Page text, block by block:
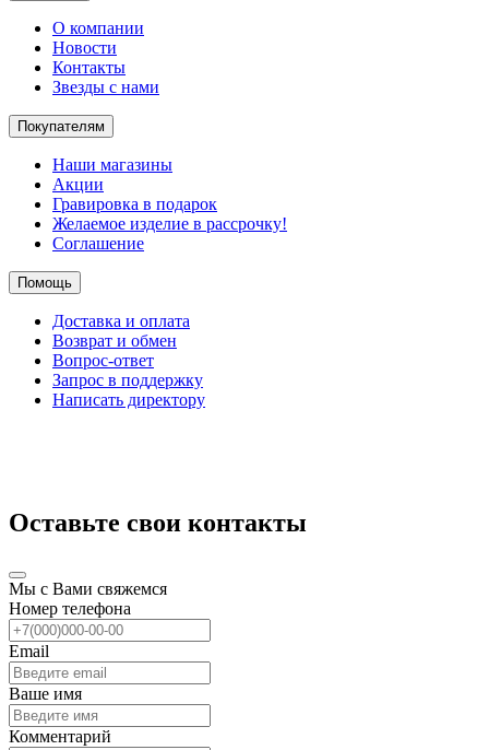
О компании
Новости
Контакты
Звезды с нами
Покупателям
Наши магазины
Акции
Гравировка в подарок
Желаемое изделие в рассрочку!
Соглашение
Помощь
Доставка и оплата
Возврат и обмен
Вопрос-ответ
Запрос в поддержку
Написать директору
Оставьте свои контакты
Мы с Вами свяжемся
Номер телефона
Email
Ваше имя
Комментарий